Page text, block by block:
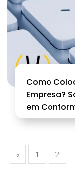
Como
Empresa?
em
« 1 2